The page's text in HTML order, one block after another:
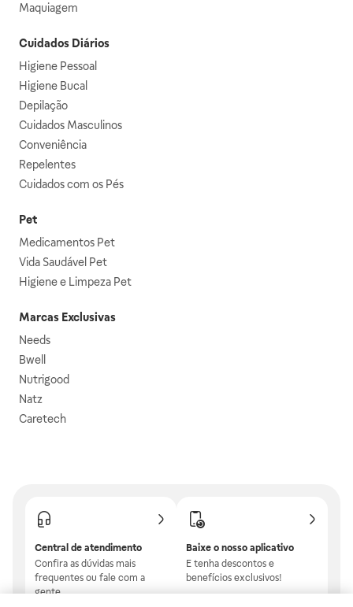
Maquiagem
Cuidados Diários
Higiene Pessoal
Higiene Bucal
Depilação
Cuidados Masculinos
Conveniência
Repelentes
Cuidados com os Pés
Pet
Medicamentos Pet
Vida Saudável Pet
Higiene e Limpeza Pet
Marcas Exclusivas
Needs
Bwell
Nutrigood
Natz
Caretech
Central de atendimento
Confira as dúvidas mais
frequentes ou fale com a
gente.
Baixe o nosso aplicativo
E tenha descontos e
benefícios exclusivos!